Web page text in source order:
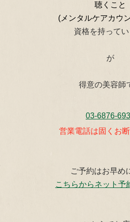
聴くこと
(メンタルケアカウ
資格を持って
が
得意の美容師
03-6876-
営業電話は固くお
ご予約はお早め
こちらからネット予